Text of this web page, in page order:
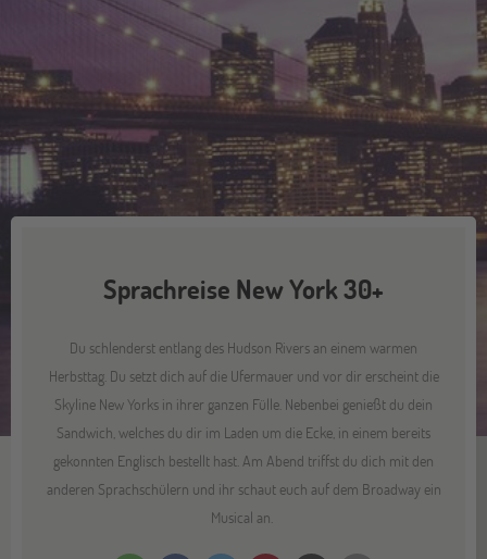
Sprachreise New York 30+
Du schlenderst entlang des Hudson Rivers an einem warmen
Herbsttag. Du setzt dich auf die Ufermauer und vor dir erscheint die
Skyline New Yorks in ihrer ganzen Fülle. Nebenbei genießt du dein
Sandwich, welches du dir im Laden um die Ecke, in einem bereits
gekonnten Englisch bestellt hast. Am Abend triffst du dich mit den
anderen Sprachschülern und ihr schaut euch auf dem Broadway ein
Musical an.